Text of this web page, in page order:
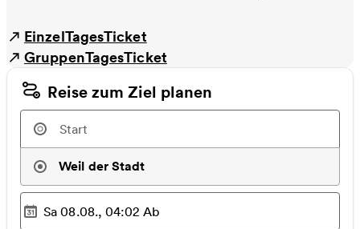
EinzelTagesTicket
GruppenTagesTicket
Reise zum Ziel planen
Weil der Stadt
Ausgewählter Zeitpunkt
Sa 08.08., 04:02 Ab